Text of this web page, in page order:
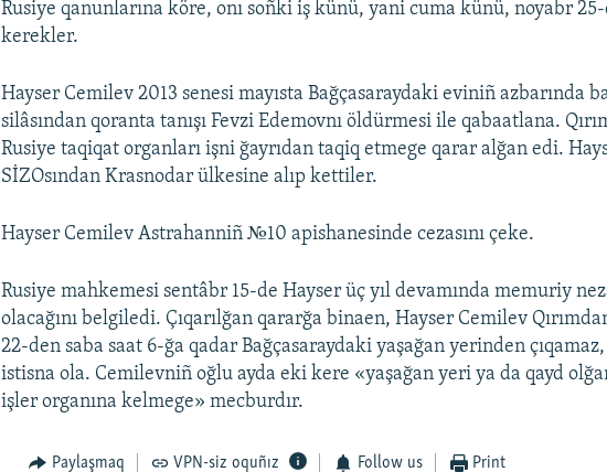
Rusiye qanunlarına köre, onı soñki iş künü, yani cuma künü, noyabr
kerekler.
Hayser Cemilev 2013 senesi mayısta Bağçasaraydaki eviniñ azbarında
silâsından qoranta tanışı Fevzi Edemovnı öldürmesi ile qabaatlana.
Rusiye taqiqat organları işni ğayrıdan taqiq etmege qarar alğan edi.
SİZOsından Krasnodar ülkesine alıp kettiler.
Hayser Cemilev Astrahanniñ №10 apishanesinde cezasını çeke.
Rusiye mahkemesi sentâbr 15-de Hayser üç yıl devamında memuriy
olacağını belgiledi. Çıqarılğan qararğa binaen, Hayser Cemilev
22-den saba saat 6-ğa qadar Bağçasaraydaki yaşağan yerinden
istisna ola. Cemilevniñ oğlu ayda eki kere «yaşağan yeri ya da qayd
işler organına kelmege» mecburdır.
Paylaşmaq VPN-siz oquñız Follow us Print